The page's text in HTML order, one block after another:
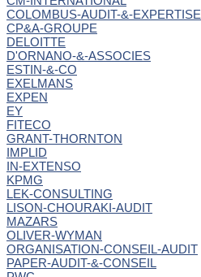
COLOMBUS-AUDIT-&-EXPERTISE
CP&A-GROUPE
DELOITTE
D'ORNANO-&-ASSOCIES
ESTIN-&-CO
EXELMANS
EXPEN
EY
FITECO
GRANT-THORNTON
IMPLID
IN-EXTENSO
KPMG
LEK-CONSULTING
LISON-CHOURAKI-AUDIT
MAZARS
OLIVER-WYMAN
ORGANISATION-CONSEIL-AUDIT
PAPER-AUDIT-&-CONSEIL